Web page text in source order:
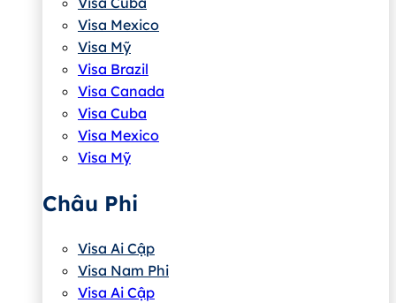
Visa Mexico
Visa Mỹ
Visa Brazil
Visa Canada
Visa Cuba
Visa Mexico
Visa Mỹ
Châu Phi
Visa Ai Cập
Visa Nam Phi
Visa Ai Cập